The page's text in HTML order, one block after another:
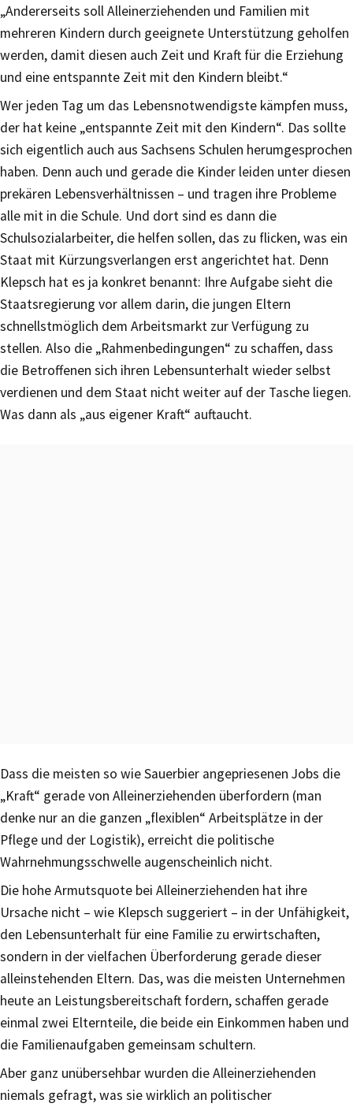
„Andererseits soll Alleinerziehenden und Familien mit
mehreren Kindern durch geeignete Unterstützung geholfen
werden, damit diesen auch Zeit und Kraft für die Erziehung
und eine entspannte Zeit mit den Kindern bleibt.“
Wer jeden Tag um das Lebensnotwendigste kämpfen muss,
der hat keine „entspannte Zeit mit den Kindern“. Das sollte
sich eigentlich auch aus Sachsens Schulen herumgesprochen
haben. Denn auch und gerade die Kinder leiden unter diesen
prekären Lebensverhältnissen – und tragen ihre Probleme
alle mit in die Schule. Und dort sind es dann die
Schulsozialarbeiter, die helfen sollen, das zu flicken, was ein
Staat mit Kürzungsverlangen erst angerichtet hat. Denn
Klepsch hat es ja konkret benannt: Ihre Aufgabe sieht die
Staatsregierung vor allem darin, die jungen Eltern
schnellstmöglich dem Arbeitsmarkt zur Verfügung zu
stellen. Also die „Rahmenbedingungen“ zu schaffen, dass
die Betroffenen sich ihren Lebensunterhalt wieder selbst
verdienen und dem Staat nicht weiter auf der Tasche liegen.
Was dann als „aus eigener Kraft“ auftaucht.
Dass die meisten so wie Sauerbier angepriesenen Jobs die
„Kraft“ gerade von Alleinerziehenden überfordern (man
denke nur an die ganzen „flexiblen“ Arbeitsplätze in der
Pflege und der Logistik), erreicht die politische
Wahrnehmungsschwelle augenscheinlich nicht.
Die hohe Armutsquote bei Alleinerziehenden hat ihre
Ursache nicht – wie Klepsch suggeriert – in der Unfähigkeit,
den Lebensunterhalt für eine Familie zu erwirtschaften,
sondern in der vielfachen Überforderung gerade dieser
alleinstehenden Eltern. Das, was die meisten Unternehmen
heute an Leistungsbereitschaft fordern, schaffen gerade
einmal zwei Elternteile, die beide ein Einkommen haben und
die Familienaufgaben gemeinsam schultern.
Aber ganz unübersehbar wurden die Alleinerziehenden
niemals gefragt, was sie wirklich an politischer